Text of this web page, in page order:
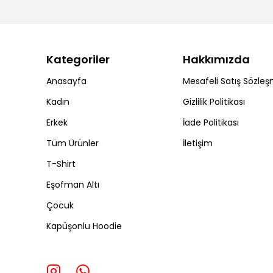
Kategoriler
Anasayfa
Kadın
Erkek
Tüm Ürünler
T-Shirt
Eşofman Altı
Çocuk
Kapüşonlu Hoodie
Hakkımızda
Mesafeli Satış
Gizlilik Politikası
İade Politikası
İletişim